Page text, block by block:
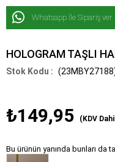
Whatsapp İle Sipariş ver
HOLOGRAM TAŞLI
₺149,95 (KDV
Bu ürünün yanında bunları da